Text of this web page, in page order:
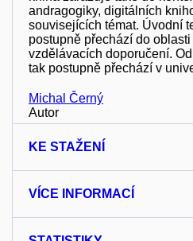
andragogiky, digitálních
souvisejících témat. Úvodní
postupně přechází do
vzdělávacích doporučení.
tak postupně přechází v
Michal Černý
Autor
KE STAŽENÍ
VÍCE INFORMACÍ